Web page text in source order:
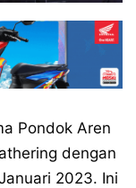
Pondok Aren
dengan
2023. Ini